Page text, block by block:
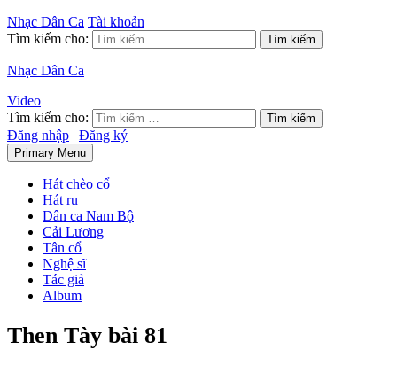
Nhạc Dân Ca Tài khoản
Tìm kiếm cho:
Nhạc Dân Ca
Video
Tìm kiếm cho:
Đăng nhập | Đăng ký
Primary Menu
Hát chèo cổ
Hát ru
Dân ca Nam Bộ
Cải Lương
Tân cổ
Nghệ sĩ
Tác giả
Album
Then Tày bài 81